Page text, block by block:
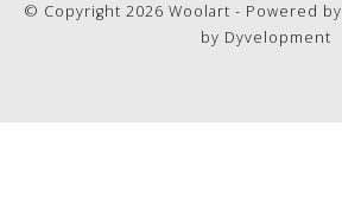
© Copyright 2026 Woolart - Powered by
by Dyvelopment